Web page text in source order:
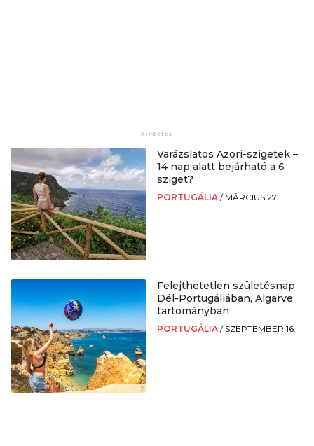
Varázslatos Azori-szigetek –
14 nap alatt bejárható a 6
sziget?
PORTUGÁLIA / MÁRCIUS 27.
Felejthetetlen születésnap
Dél-Portugáliában, Algarve
tartományban
PORTUGÁLIA / SZEPTEMBER 16.